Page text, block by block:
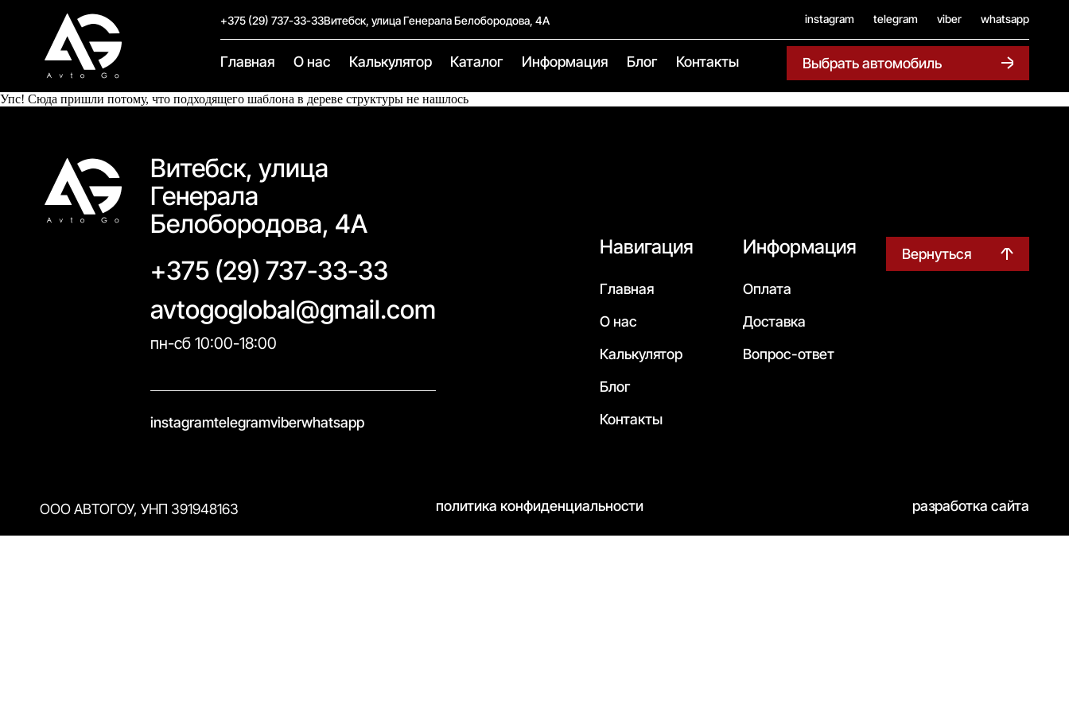
+375 (29) 737-33-33Витебск, улица Генерала Белобородова, 4А instagram telegram viber whatsapp
Главная О нас Калькулятор Каталог Информация Блог Контакты Выбрать автомобиль
Упс! Сюда пришли потому, что подходящего шаблона в дереве структуры не нашлось
Витебск, улица
Генерала
Белобородова, 4А
+375 (29) 737-33-33
avtogoglobal@gmail.com
пн-сб 10:00-18:00
instagramtelegramviberwhatsapp
Навигация
Главная
О нас
Калькулятор
Блог
Контакты
Информация
Оплата
Доставка
Вопрос-ответ
Вернуться
ООО АВТОГОУ, УНП 391948163 политика конфиденциальности разработка сайта